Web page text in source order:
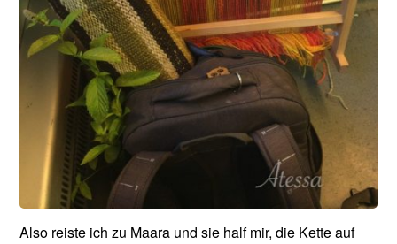
Also reiste ich zu Maara und sie half mir, die Kette auf